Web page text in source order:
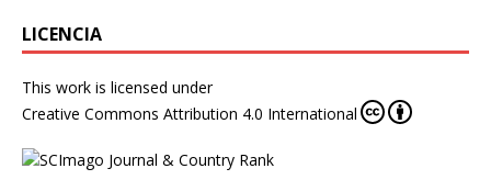
LICENCIA
This work is licensed under
Creative Commons Attribution 4.0 International